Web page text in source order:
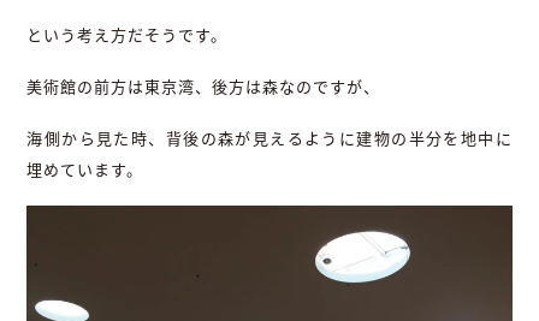
という考え方だそうです。
美術館の前方は東京湾、後方は森なのですが、
海側から見た時、背後の森が見えるように建物の半分を地中に
埋めています。